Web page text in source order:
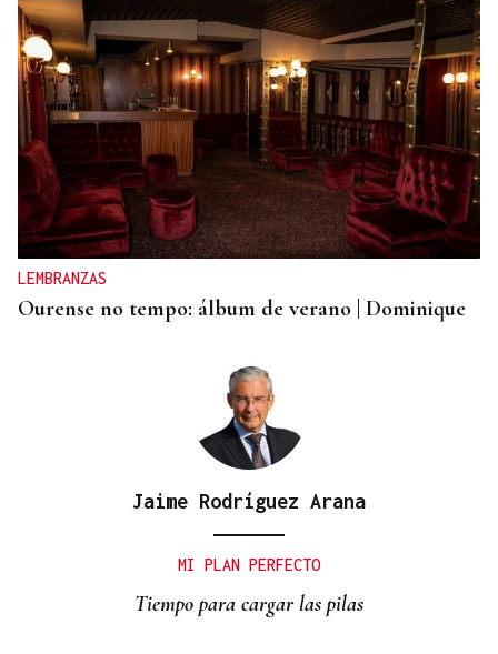
LEMBRANZAS
Ourense no tempo: álbum de verano | Dominique
Jaime Rodríguez Arana
MI PLAN PERFECTO
Tiempo para cargar las pilas